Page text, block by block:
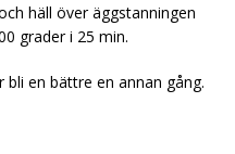
häll över äggstanningen
grader i 25 min.
en bättre en annan gång.